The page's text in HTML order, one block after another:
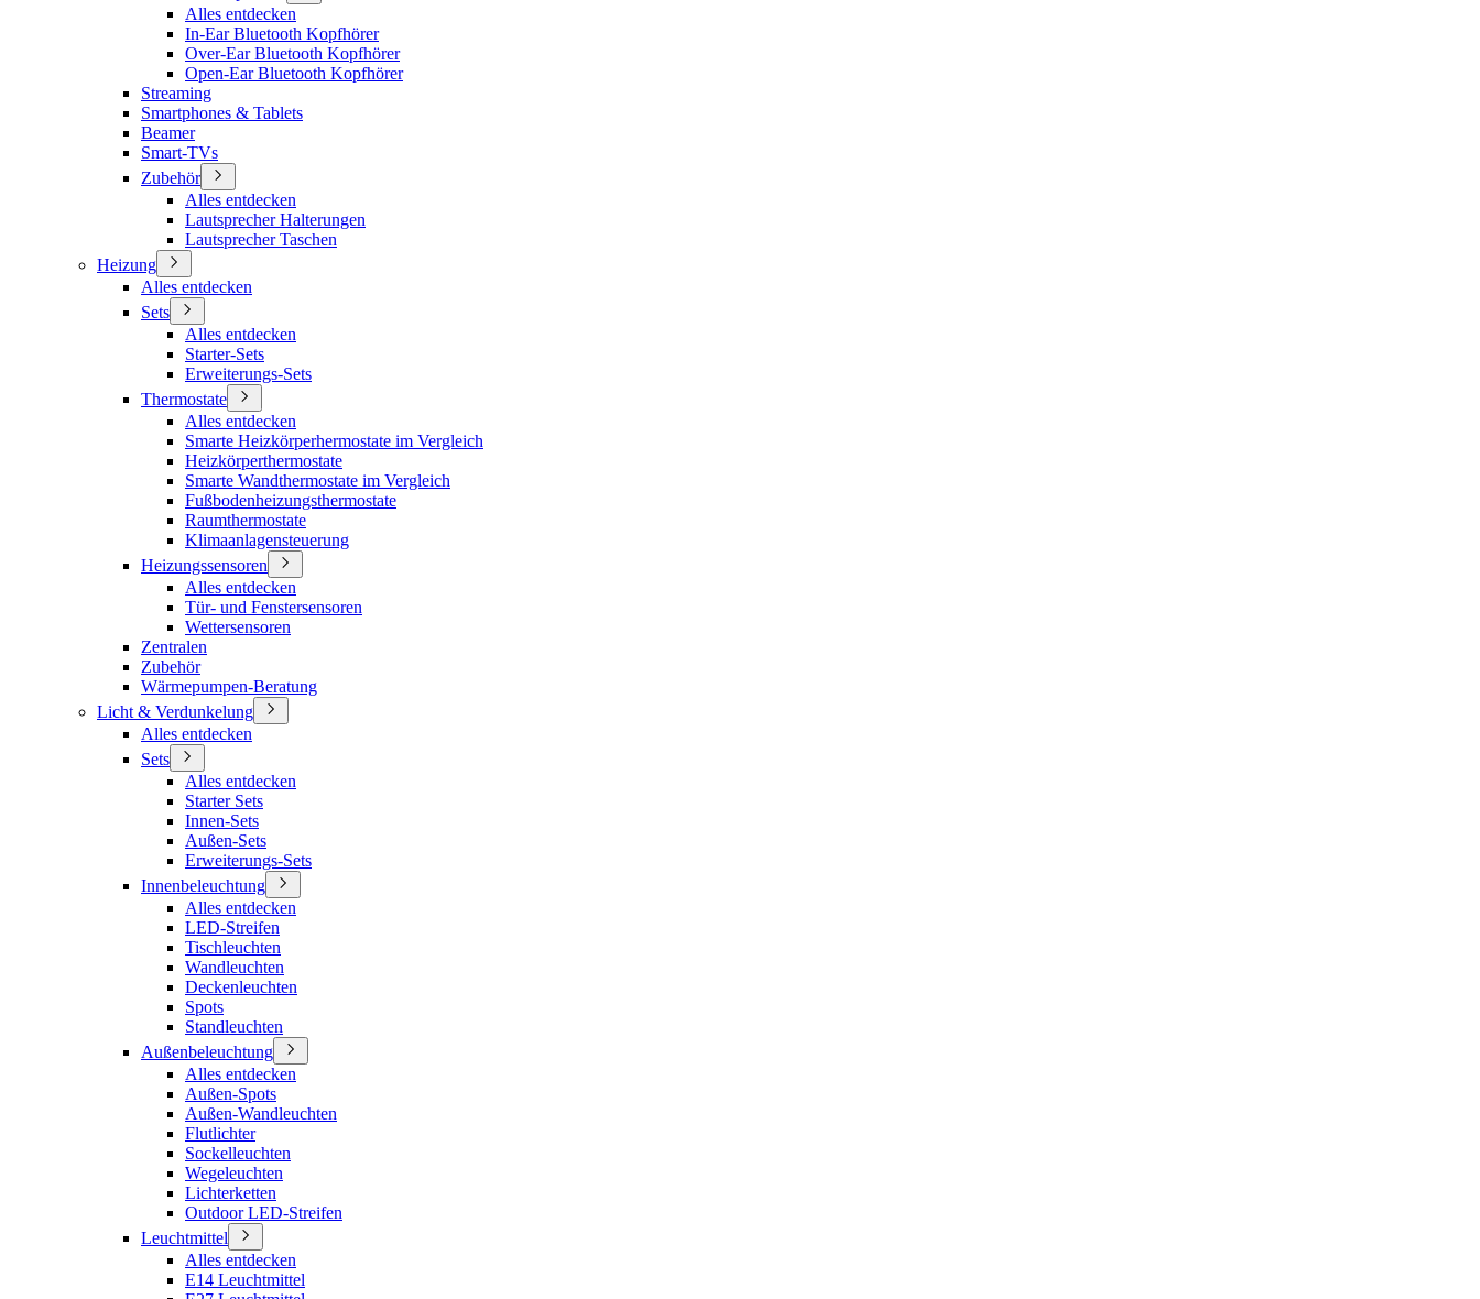
Alles entdecken
In-Ear Bluetooth Kopfhörer
Over-Ear Bluetooth Kopfhörer
Open-Ear Bluetooth Kopfhörer
Streaming
Smartphones & Tablets
Beamer
Smart-TVs
Zubehör
Alles entdecken
Lautsprecher Halterungen
Lautsprecher Taschen
Heizung
Alles entdecken
Sets
Alles entdecken
Starter-Sets
Erweiterungs-Sets
Thermostate
Alles entdecken
Smarte Heizkörperhermostate im Vergleich
Heizkörperthermostate
Smarte Wandthermostate im Vergleich
Fußbodenheizungsthermostate
Raumthermostate
Klimaanlagensteuerung
Heizungssensoren
Alles entdecken
Tür- und Fenstersensoren
Wettersensoren
Zentralen
Zubehör
Wärmepumpen-Beratung
Licht & Verdunkelung
Alles entdecken
Sets
Alles entdecken
Starter Sets
Innen-Sets
Außen-Sets
Erweiterungs-Sets
Innenbeleuchtung
Alles entdecken
LED-Streifen
Tischleuchten
Wandleuchten
Deckenleuchten
Spots
Standleuchten
Außenbeleuchtung
Alles entdecken
Außen-Spots
Außen-Wandleuchten
Flutlichter
Sockelleuchten
Wegeleuchten
Lichterketten
Outdoor LED-Streifen
Leuchtmittel
Alles entdecken
E14 Leuchtmittel